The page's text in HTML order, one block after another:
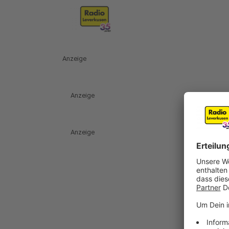
Anzeige
Anzeige
Anzeige